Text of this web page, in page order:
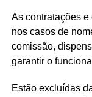
As contratações
nos casos de
comissão,
garantir o
Estão excluídas